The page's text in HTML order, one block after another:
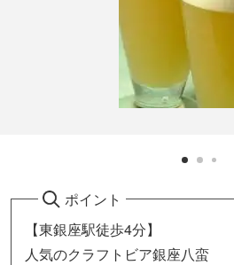
ポイント
【東銀座駅徒歩4分】
人気のクラフトビア銀座八蛮